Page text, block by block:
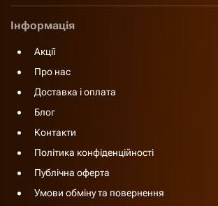
Інформація
Акції
Про нас
Доставка і оплата
Блог
Контакти
Політика конфіденційності
Публічна оферта
Умови обміну та повернення